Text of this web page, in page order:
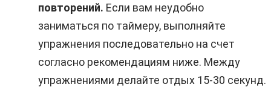
повторений. Если вам неудобно
заниматься по таймеру, выполняйте
упражнения последовательно на счет
согласно рекомендациям ниже. Между
упражнениями делайте отдых 15-30 секунд.